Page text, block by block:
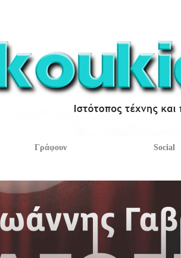
Γράφουν Social